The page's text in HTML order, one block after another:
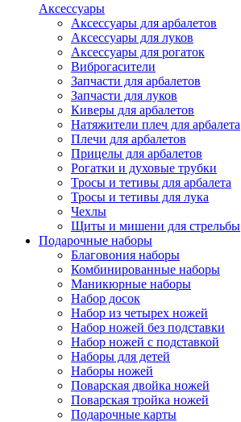
Аксессуары
Аксессуары для арбалетов
Аксессуары для луков
Аксессуары для рогаток
Виброгасители
Запчасти для арбалетов
Запчасти для луков
Киверы для арбалетов
Натяжители плеч для арбалета
Плечи для арбалетов
Прицелы для арбалетов
Рогатки и духовые трубки
Тросы и тетивы для арбалета
Тросы и тетивы для лука
Чехлы
Щиты и мишени для стрельбы
Подарочные наборы
Благовония наборы
Комбинированные наборы
Маникюрные наборы
Набор досок
Набор из четырех ножей
Набор ножей без подставки
Набор ножей с подставкой
Наборы для детей
Наборы ножей
Поварская двойка ножей
Поварская тройка ножей
Подарочные карты